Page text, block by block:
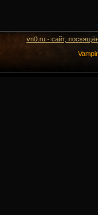
vn0.ru - сайт,